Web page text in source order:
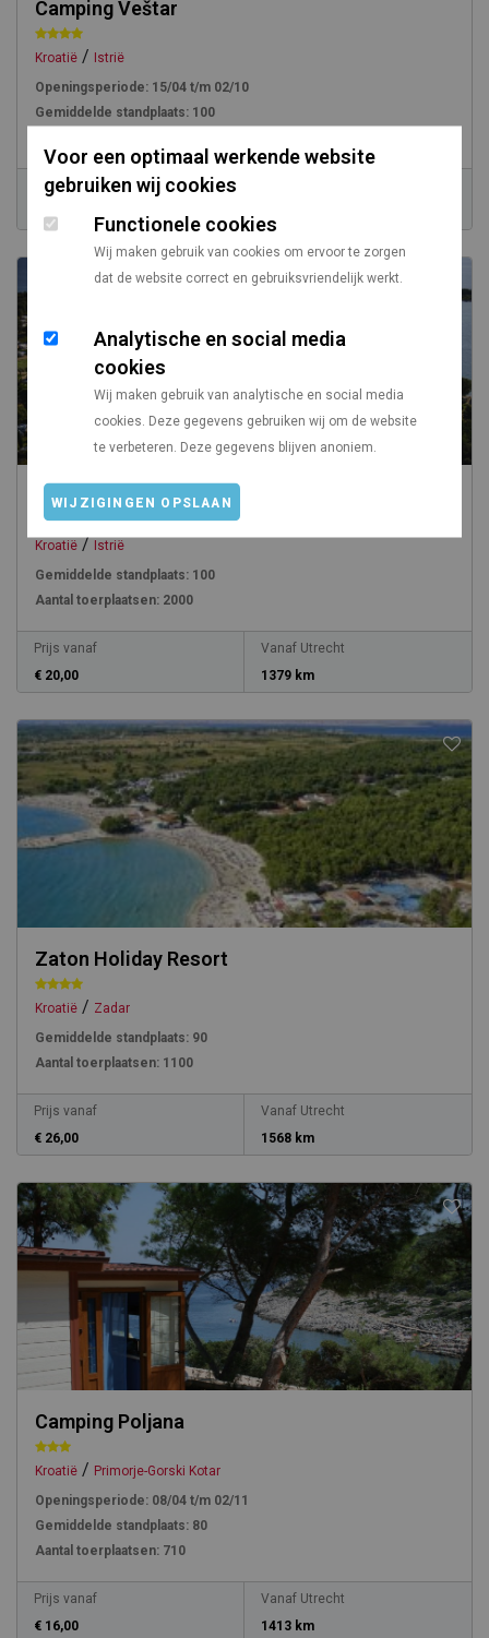
Voor een optimaal werkende website
gebruiken wij cookies
Functionele cookies
Wij maken gebruik van cookies om ervoor te zorgen
dat de website correct en gebruiksvriendelijk werkt.
Analytische en social media
cookies
Wij maken gebruik van analytische en social media
cookies. Deze gegevens gebruiken wij om de website
te verbeteren. Deze gegevens blijven anoniem.
WIJZIGINGEN OPSLAAN
Camping Veštar
Kroatië /
Istrië
Openingsperiode: 15/04 t/m 02/10
Gemiddelde standplaats: 100
Prijs vanaf
€ 17,00
Camping Polari
Kroatië/ Istrië
Gemiddelde standplaats: 100
Aantal toerplaatsen: 2000
Prijs vanaf
€ 20,00
Vanaf Utrecht
1379 km
Zaton Holiday Resort
Kroatië / Zadar
Gemiddelde standplaats: 90
Aantal toerplaatsen: 1100
Prijs vanaf
€ 26,00
Vanaf Utrecht
1568 km
Camping Poljana
Kroatië / Primorje-Gorski Kotar
Openingsperiode: 08/04 t/m 02/11
Gemiddelde standplaats: 80
Aantal toerplaatsen: 710
Prijs vanaf
€ 16,00
Vanaf Utrecht
1413 km